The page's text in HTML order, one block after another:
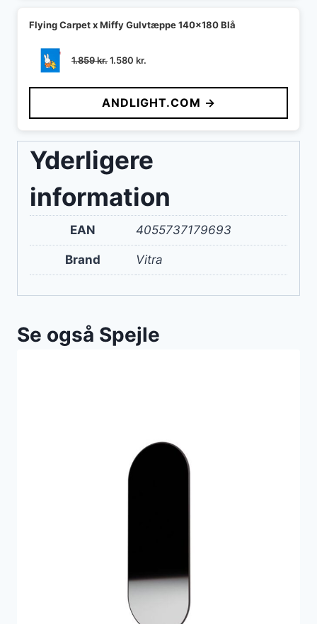
Flying Carpet x Miffy Gulvtæppe 140x180 Blå
1.859kr.Den
pris
var:
1.859 kr..
1.580 kr.
pris
er:
1.580 kr..
ANDLIGHT.COM →
Yderligere
information
EAN 4055737179693
Brand Vitra
Se også Spejle